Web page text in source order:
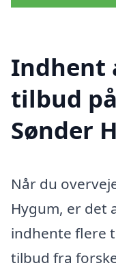
Indhent
tilbud
Sønder
Når du
Hygum, er det
indhente flere
tilbud fra